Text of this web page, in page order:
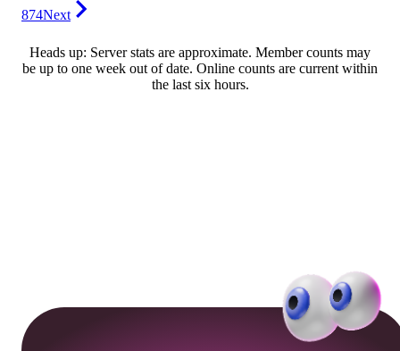
874Next
Heads up: Server stats are approximate. Member counts may
be up to one week out of date. Online counts are current within
the last six hours.